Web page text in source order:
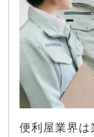
便利屋業界は